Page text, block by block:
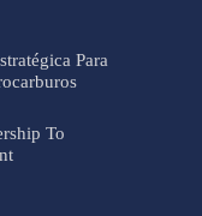
Para
To